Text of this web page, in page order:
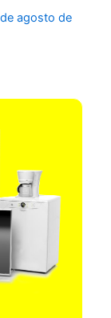
agosto de